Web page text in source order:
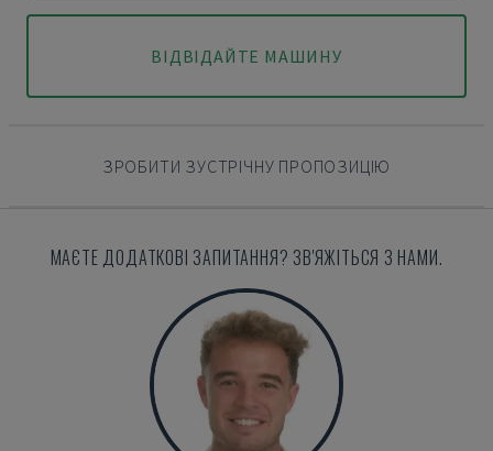
ВІДВІДАЙТЕ МАШИНУ
ЗРОБИТИ ЗУСТРІЧНУ ПРОПОЗИЦІЮ
МАЄТЕ ДОДАТКОВІ ЗАПИТАННЯ? ЗВ'ЯЖІТЬСЯ З НАМИ.